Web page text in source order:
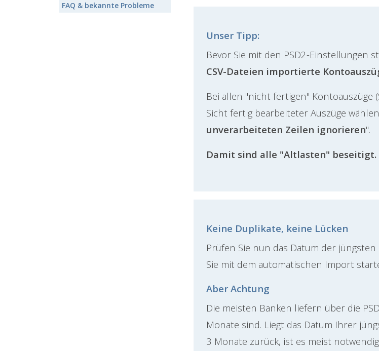
FAQ & bekannte Probleme
Unser Tipp:
Bevor Sie mit den PSD2-Einstellungen
CSV-Dateien importierte
Bei allen "nicht fertigen" Kontoauszüge
Sicht fertig bearbeiteter Auszüge
unverarbeiteten Zeilen ignorieren".
Damit sind alle "Altlasten" beseitigt.
Keine Duplikate, keine Lücken
Prüfen Sie nun das Datum der
Sie mit dem automatischen Import
Aber Achtung
Die meisten Banken liefern über die
Monate sind. Liegt das Datum Ihrer
3 Monate zurück, ist es meist